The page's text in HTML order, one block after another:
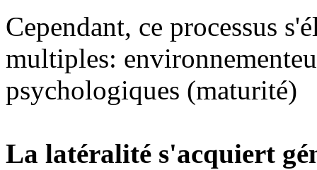
Cependant, ce processus
multiples:
psychologiques (maturité)
La latéralité s'acquiert